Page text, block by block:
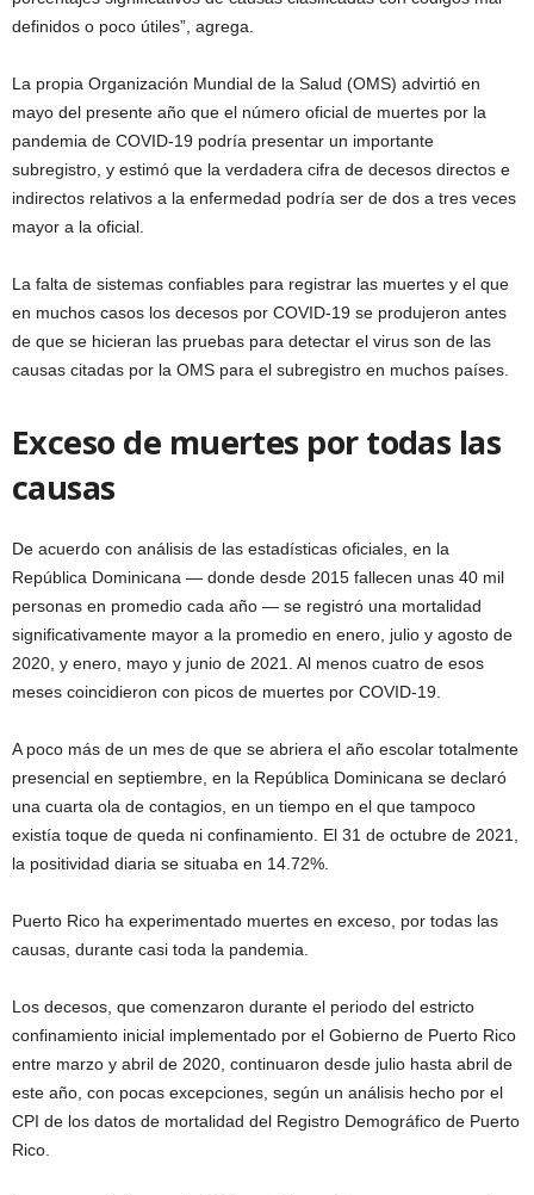
definidos o poco útiles”, agrega.
La propia Organización Mundial de la Salud (OMS) advirtió en
mayo del presente año que el número oficial de muertes por la
pandemia de COVID-19 podría presentar un importante
subregistro, y estimó que la verdadera cifra de decesos directos e
indirectos relativos a la enfermedad podría ser de dos a tres veces
mayor a la oficial.
La falta de sistemas confiables para registrar las muertes y el que
en muchos casos los decesos por COVID-19 se produjeron antes
de que se hicieran las pruebas para detectar el virus son de las
causas citadas por la OMS para el subregistro en muchos países.
Exceso de muertes por todas las
causas
De acuerdo con análisis de las estadísticas oficiales, en la
República Dominicana — donde desde 2015 fallecen unas 40 mil
personas en promedio cada año — se registró una mortalidad
significativamente mayor a la promedio en enero, julio y agosto de
2020, y enero, mayo y junio de 2021. Al menos cuatro de esos
meses coincidieron con picos de muertes por COVID-19.
A poco más de un mes de que se abriera el año escolar totalmente
presencial en septiembre, en la República Dominicana se declaró
una cuarta ola de contagios, en un tiempo en el que tampoco
existía toque de queda ni confinamiento. El 31 de octubre de 2021,
la positividad diaria se situaba en 14.72%.
Puerto Rico ha experimentado muertes en exceso, por todas las
causas, durante casi toda la pandemia.
Los decesos, que comenzaron durante el periodo del estricto
confinamiento inicial implementado por el Gobierno de Puerto Rico
entre marzo y abril de 2020, continuaron desde julio hasta abril de
este año, con pocas excepciones, según un análisis hecho por el
CPI de los datos de mortalidad del Registro Demográfico de Puerto
Rico.